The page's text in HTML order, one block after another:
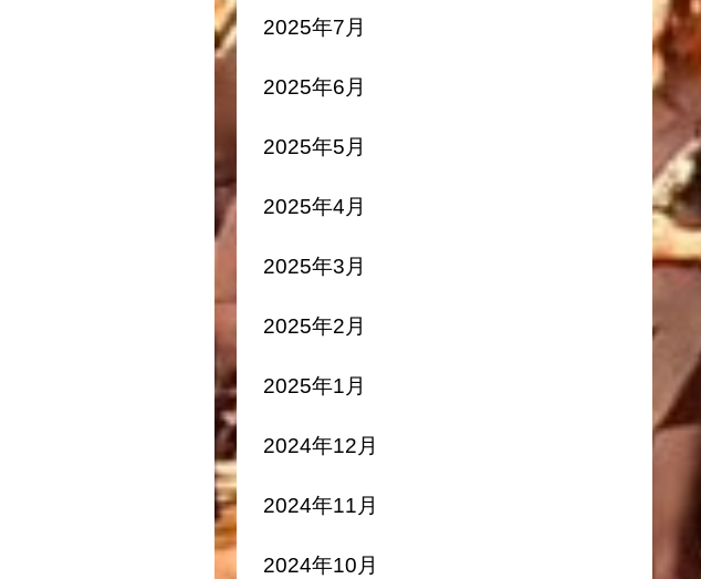
2025年7月
2025年6月
2025年5月
2025年4月
2025年3月
2025年2月
2025年1月
2024年12月
2024年11月
2024年10月